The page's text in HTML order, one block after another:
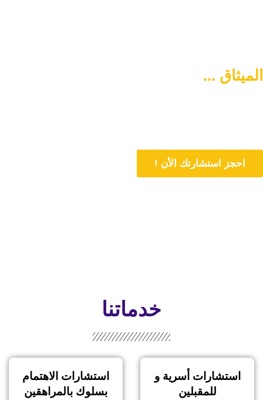
الميثاق ...
احجز استشارتك الأن !
خدماتنا
استشارات أسرية و
للمقبلين
استشارات الاهتمام
بسلوك بالمراهقين